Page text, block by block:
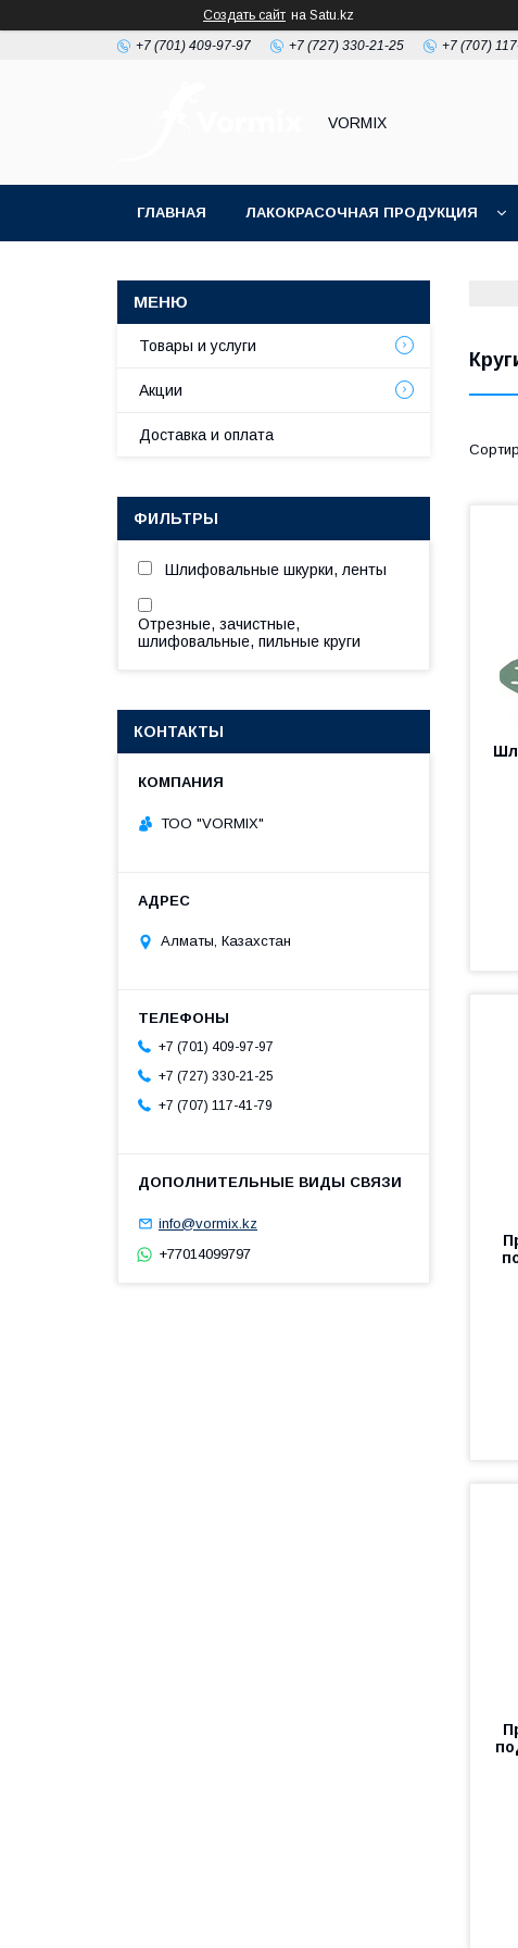
Создать сайт на Satu.kz
+7 (701) 409-97-97 +7 (727) 330-21-25 +7 (707)
VORMIX
ГЛАВНАЯ ЛАКОКРАСОЧНАЯ ПРОДУКЦИЯ
Товары и услуги
Акции
Доставка и оплата
ФИЛЬТРЫ
Шлифовальные шкурки, ленты
Отрезные, зачистные,
шлифовальные, пильные круги
КОНТАКТЫ
ТОО "VORMIX"
Алматы, Казахстан
+7 (701) 409-97-97
+7 (727) 330-21-25
+7 (707) 117-41-79
info@vormix.kz
+77014099797